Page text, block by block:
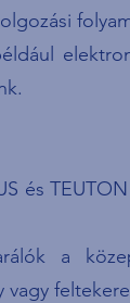
és
a